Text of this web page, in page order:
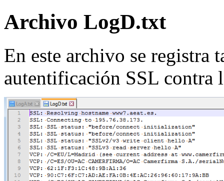
Archivo LogD.txt
En este archivo se registra
autentificación SSL contra